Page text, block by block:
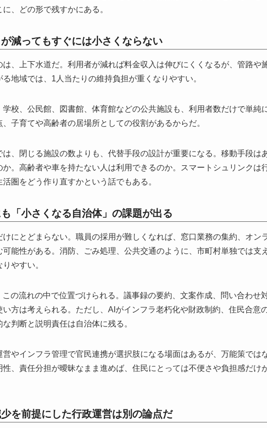
、どの形で残すかにある。
減ってもすぐには小さくならない
は、上下水道だ。利用者が減れば料金収入は伸びにくくなるが、管路や
地域では、1人当たりの維持負担が重くなりやすい。
校、公民館、図書館、体育館などの公共施設も、利用者数だけで単純
子育てや高齢者の居場所としての役割があるからだ。
、閉じる施設の数よりも、代替手段の設計が重要になる。移動手段は
。高齢者や車を持たない人は利用できるのか。スマートシュリンクは
圏をどう作り直すかという話でもある。
「小さくなる自治体」の課題が出る
にとどまらない。職員の採用が難しくなれば、窓口業務の集約、オン
能性がある。消防、ごみ処理、公共交通のように、市町村単独では支
やすい。
の流れの中で位置づけられる。議事録の要約、文案作成、問い合わせ
方は考えられる。ただし、AIがインフラ老朽化や財政制約、住民合意
判断と説明責任は自治体に残る。
やインフラ管理で官民連携が選択肢になる場面はあるが、万能策では
、責任分担が曖昧なまま進めば、住民にとっては不便さや負担感だけ
を前提にした行政運営は別の論点だ